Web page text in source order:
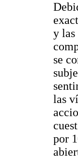
y las
se
las
por